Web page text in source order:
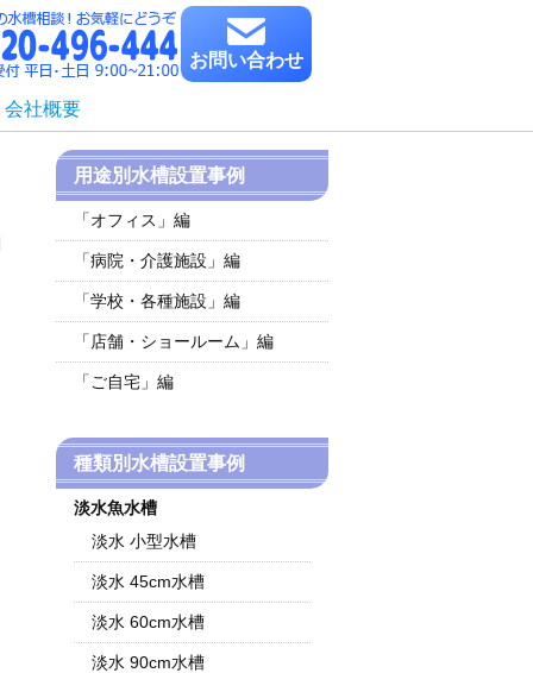
お問い合わせ
会社概要
用途別水槽設置事例
「オフィス」編
「病院・介護施設」編
「学校・各種施設」編
「店舗・ショールーム」編
「ご自宅」編
種類別水槽設置事例
淡水魚水槽
淡水 小型水槽
淡水 45cm水槽
淡水 60cm水槽
淡水 90cm水槽